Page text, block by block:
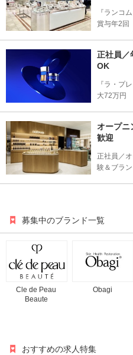
『ランコ
賞与年2回
正社員／
OK
『ラ・プ
大72万円
オープニ
歓迎
正社員／
験＆ブラ
募集中のブランド一覧
Cle de Peau
Beaute
Obagi
おすすめの求人特集